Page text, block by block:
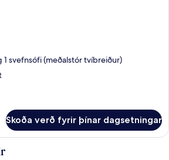
svefnsófi (meðalstór tvíbreiður)
Skoða verð fyrir þínar dagsetningar